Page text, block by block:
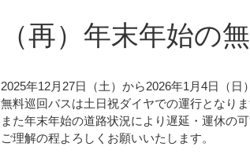
（再）年末年始の
2025年12月27日（土）から2026年1月4日（日
無料巡回バスは土日祝ダイヤでの運行となりま
また年末年始の道路状況により遅延・運休の可
ご理解の程よろしくお願いいたします。